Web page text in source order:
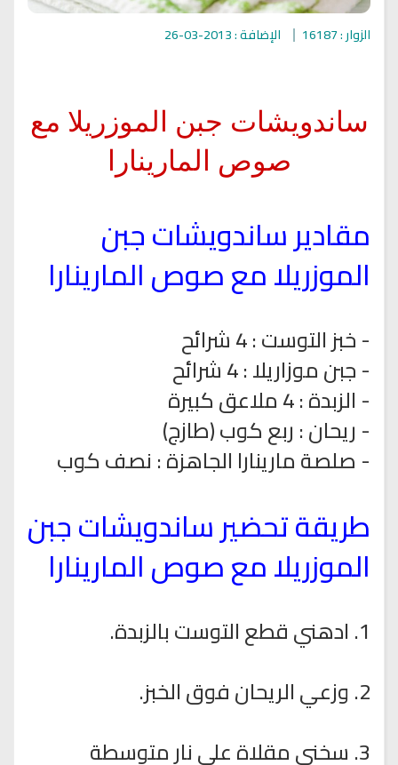
الزوار : 16187 الإضافة : 2013-03-26
ساندويشات جبن الموزريلا مع
صوص المارينارا
مقادير ساندويشات جبن
الموزريلا مع صوص المارينارا
- خبز التوست : 4 شرائح
- جبن موزاريلا : 4 شرائح
- الزبدة : 4 ملاعق كبيرة
- ريحان : ربع كوب (طازج)
- صلصة مارينارا الجاهزة : نصف كوب
طريقة تحضير ساندويشات جبن
الموزريلا مع صوص المارينارا
1. ادهني قطع التوست بالزبدة.
2. وزعي الريحان فوق الخبز.
3. سخني مقلاة على نار متوسطة